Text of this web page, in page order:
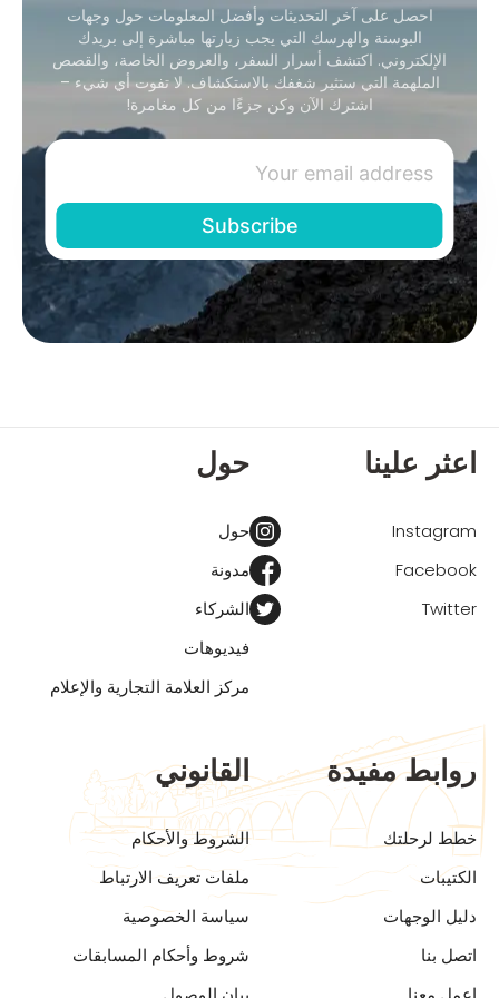
احصل على آخر التحديثات وأفضل المعلومات حول وجهات
البوسنة والهرسك التي يجب زيارتها مباشرة إلى بريدك
الإلكتروني. اكتشف أسرار السفر، والعروض الخاصة، والقصص
الملهمة التي ستثير شغفك بالاستكشاف. لا تفوت أي شيء –
اشترك الآن وكن جزءًا من كل مغامرة!
اعثر علينا
Instagram
Facebook
Twitter
حول
حول
مدونة
الشركاء
فيديوهات
مركز العلامة التجارية والإعلام
روابط مفيدة
خطط لرحلتك
الكتيبات
دليل الوجهات
اتصل بنا
القانوني
الشروط والأحكام
ملفات تعريف الارتباط
سياسة الخصوصية
شروط وأحكام المسابقات